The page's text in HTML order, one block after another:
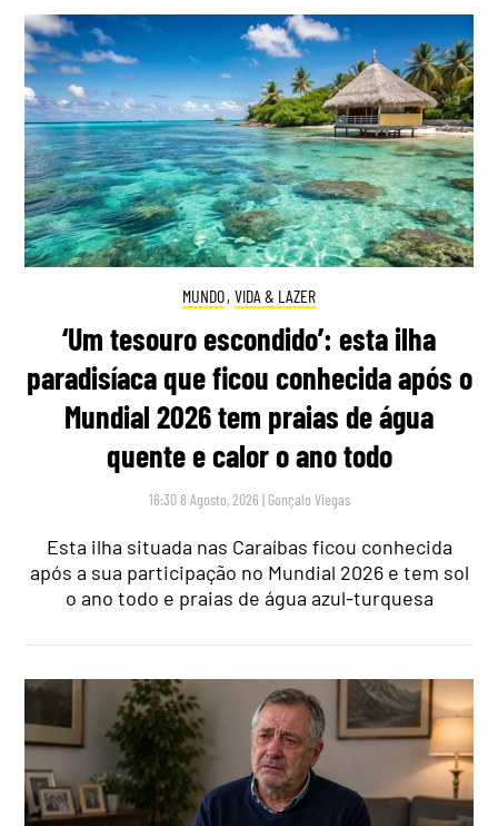
MUNDO, VIDA & LAZER
‘Um tesouro escondido’: esta ilha
paradisíaca que ficou conhecida após o
Mundial 2026 tem praias de água
quente e calor o ano todo
16:30 8 Agosto, 2026 | Gonçalo Viegas
Esta ilha situada nas Caraíbas ficou conhecida
após a sua participação no Mundial 2026 e tem sol
o ano todo e praias de água azul-turquesa